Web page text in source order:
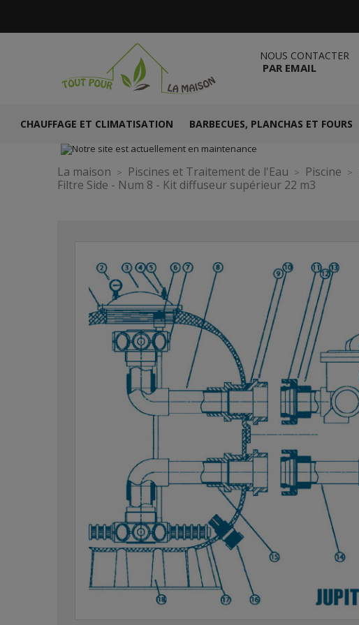
NOUS CONTACTER
PAR EMAIL
CHAUFFAGE ET CLIMATISATION BARBECUES, PLANCHAS ET FOURS
La maison Piscines et Traitement de l'Eau Piscine
Filtre Side - Num 8 - Kit diffuseur supérieur 22 m3